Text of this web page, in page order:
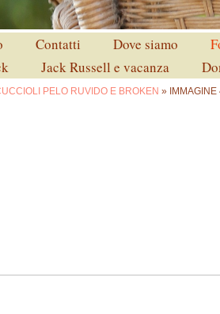
Contatti Dove siamo
Jack Russell e vacanza
PELO RUVIDO E BROKEN » IMMAGINE